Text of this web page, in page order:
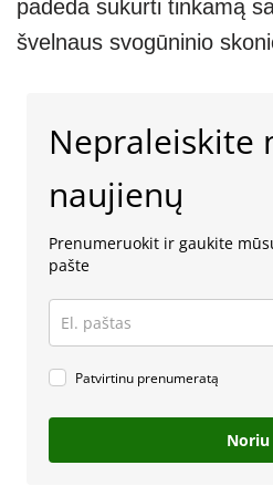
padeda sukurti tinkamą
švelnaus svogūninio
Nepraleiskite
naujienų
Prenumeruokit ir gaukite
pašte
Patvirtinu prenumeratą
Noriu